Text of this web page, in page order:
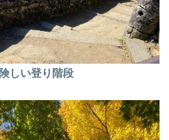
険しい登り階段